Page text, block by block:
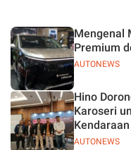
AUTONEWS
Mengenal
Premium
AUTONEWS
Hino
Karoseri
Kendaraan